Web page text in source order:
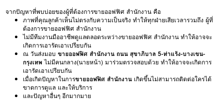
จากปัญหาที่พบบ่อยของผู้ที่ต้องการขายออฟฟิศ สำนักงาน คือ
ภาพที่คุณลูกค้าเห็นไม่ตรงกับความเป็นจริง ทำให้ทุกฝ่ายเสียเวลารวมถึง ผู้ที่
ต้องการขายออฟฟิศ สำนักงาน
ไม่มีทีมงานมืออาชีพดูแลตลอดระหว่างขายออฟฟิศ สำนักงาน ทำให้อาจจะ
เกิดการเอารัดเอาเปรียบกัน
ณ วันส่งมอบขายออฟฟิศ สำนักงาน ถนน สุขาภิบาล 5-ท่าแร้ง-บางเขน-
กรุงเทพ ไม่มีคนกลาง(นายหน้า) มาร่วมตรวจสอบด้วย ทำให้อาจจะเกิดการ
เอารัดเอาเปรียบกัน
เมื่อเกิดปัญหาในการขายออฟฟิศ สำนักงาน เกิดขึ้นไม่สามารถติดต่อใครได้
ขาดการดูแล และให้บริการ
และปัญหาอื่นๆ อีกมากมาย